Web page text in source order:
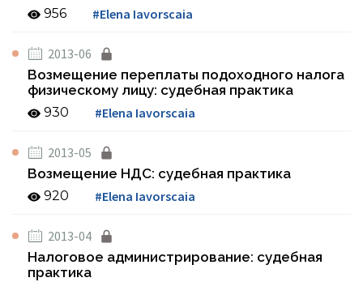
956 #Elena Iavorscaia
2013-06
Возмещение переплаты подоходного налога
физическому лицу: судебная практика
930 #Elena Iavorscaia
2013-05
Возмещение НДС: судебная практика
920 #Elena Iavorscaia
2013-04
Налоговое администрирование: судебная
практика